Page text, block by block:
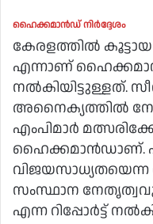
ഹൈക്കമാൻഡ് നിർദ്ദേശം
കേരളത്തിൽ
എന്നാണ്
നൽകിയിട്ടുള്ളത്.
അനൈക്യത്തിൽ
എംപിമാർ
ഹൈക്കമാൻഡാണ്.
വിജയസാധ്യതയെന്ന
സംസ്ഥാന
എന്ന റിപ്പോർട്ട്